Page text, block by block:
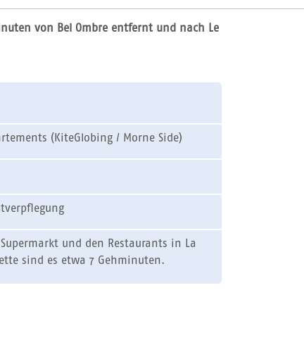
von Bel Ombre entfernt und nach Le
(KiteGlobing / Morne Side)
und den Restaurants in La
sind es etwa 7 Gehminuten.